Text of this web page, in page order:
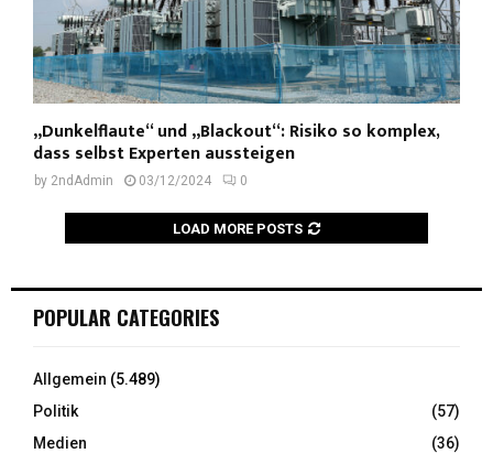
„Dunkelflaute“ und „Blackout“: Risiko so komplex,
dass selbst Experten aussteigen
by 2ndAdmin 03/12/2024 0
LOAD MORE POSTS
POPULAR CATEGORIES
Allgemein (5.489)
Politik
(57)
Medien
(36)